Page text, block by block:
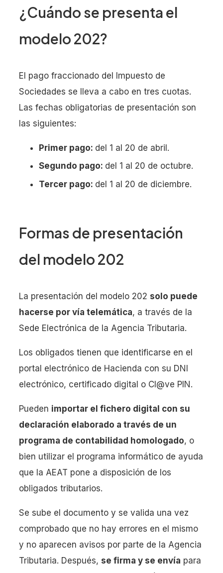
¿Cuándo se presenta el
modelo 202?
El pago fraccionado del Impuesto de
Sociedades se lleva a cabo en tres cuotas.
Las fechas obligatorias de presentación son
las siguientes:
Primer pago: del 1 al 20 de abril.
Segundo pago: del 1 al 20 de octubre.
Tercer pago: del 1 al 20 de diciembre.
Formas de presentación
del modelo 202
La presentación del modelo 202 solo puede
hacerse por vía telemática, a través de la
Sede Electrónica de la Agencia Tributaria.
Los obligados tienen que identificarse en el
portal electrónico de Hacienda con su DNI
electrónico, certificado digital o Cl@ve PIN.
Pueden importar el fichero digital con su
declaración elaborado a través de un
programa de contabilidad homologado, o
bien utilizar el programa informático de ayuda
que la AEAT pone a disposición de los
obligados tributarios.
Se sube el documento y se valida una vez
comprobado que no hay errores en el mismo
y no aparecen avisos por parte de la Agencia
Tributaria. Después, se firma y se envía para